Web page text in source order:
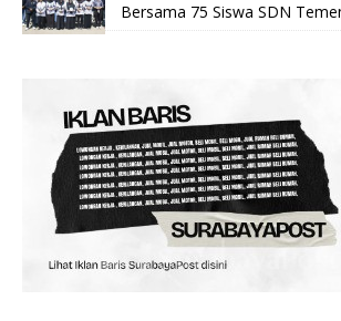
Bersama 75 Siswa SDN